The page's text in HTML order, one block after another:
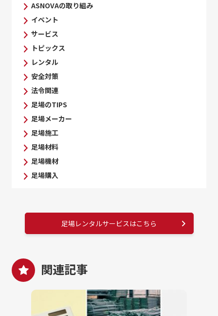
ASNOVAの取り組み
イベント
サービス
トピックス
レンタル
安全対策
法令関連
足場のTIPS
足場メーカー
足場施工
足場材料
足場機材
足場購入
足場レンタルサービスはこちら
関連記事